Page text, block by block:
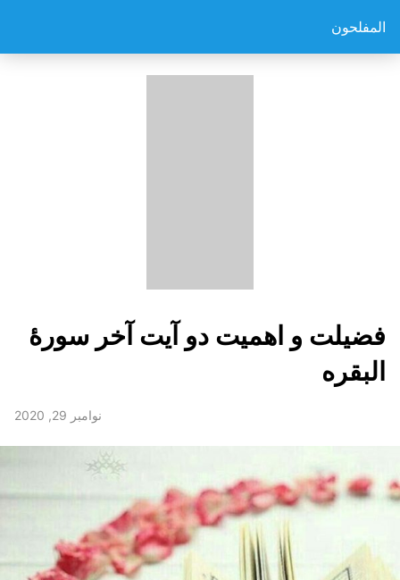
المفلحون
فضیلت و اهمیت دو آیت آخر سورۀ
البقره
نوامبر 29, 2020